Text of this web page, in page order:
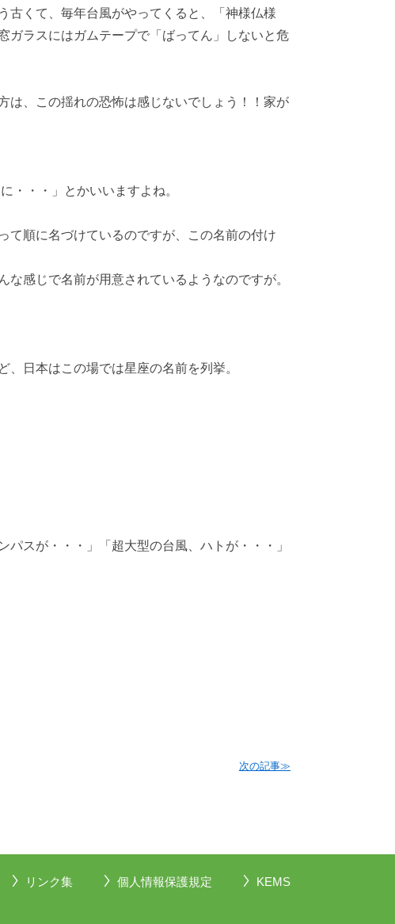
古くて、毎年台風がやってくると、「神様仏様
ガラスにはガムテープで「ばってん」しないと危
は、この揺れの恐怖は感じないでしょう！！家が
・・・」とかいいますよね。
て順に名づけているのですが、この名前の付け
感じで名前が用意されているようなのですが。
日本はこの場では星座の名前を列挙。
パスが・・・」「超大型の台風、ハトが・・・」
次の記事≫
リンク集 個人情報保護規定 KEMS